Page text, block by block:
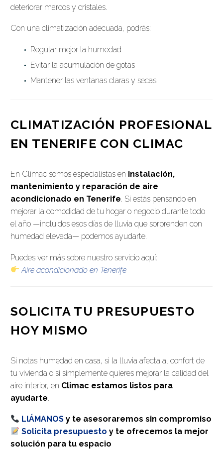
deteriorar marcos y cristales.
Con una climatización adecuada, podrás:
Regular mejor la humedad
Evitar la acumulación de gotas
Mantener las ventanas claras y secas
CLIMATIZACIÓN PROFESIONAL
EN TENERIFE CON CLIMAC
En Climac somos especialistas en instalación,
mantenimiento y reparación de aire
acondicionado en Tenerife. Si estás pensando en
mejorar la comodidad de tu hogar o negocio durante todo
el año —incluidos esos días de lluvia que sorprenden con
humedad elevada— podemos ayudarte.
Puedes ver más sobre nuestro servicio aquí:
Aire acondicionado en Tenerife
SOLICITA TU PRESUPUESTO
HOY MISMO
Si notas humedad en casa, si la lluvia afecta al confort de
tu vivienda o si simplemente quieres mejorar la calidad del
aire interior, en Climac estamos listos para
ayudarte.
LlÁMANOS y te asesoraremos sin compromiso
Solicita presupuesto y te ofrecemos la mejor
solución para tu espacio